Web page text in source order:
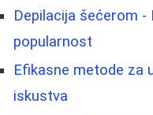
Depilacija šećerom
popularnost
Efikasne metode za
iskustva